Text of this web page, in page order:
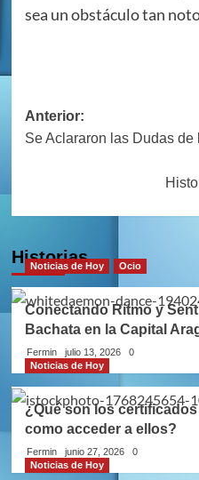
sea un obstáculo tan
Navegación
de
Anterior:
Se Aclararon las Dudas de
Historias
Noticias de Hoy Ocio
Conectando Ritmo y
Bachata en la Capital
Fermin julio 13, 2026
0
Noticias de Hoy
¿Qué son los
como acceder a ellos?
Fermin junio 27, 2026
0
Noticias de Hoy